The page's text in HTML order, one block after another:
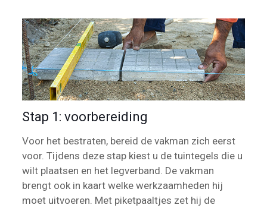
Stap 1: voorbereiding
Voor het bestraten, bereid de vakman zich eerst
voor. Tijdens deze stap kiest u de tuintegels die u
wilt plaatsen en het legverband. De vakman
brengt ook in kaart welke werkzaamheden hij
moet uitvoeren. Met piketpaaltjes zet hij de